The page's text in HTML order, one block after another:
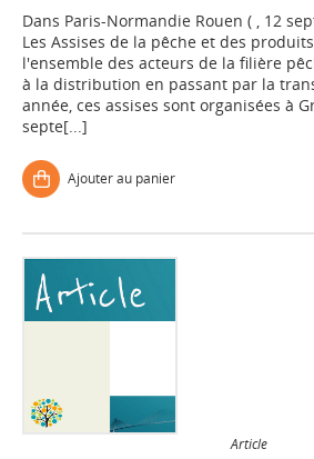
Dans Paris-Normandie Rouen ( , 12
Les Assises de la pêche et des
l'ensemble des acteurs de la filière
à la distribution en passant par la
année, ces assises sont organisées à
septe[...]
Ajouter au panier
Article